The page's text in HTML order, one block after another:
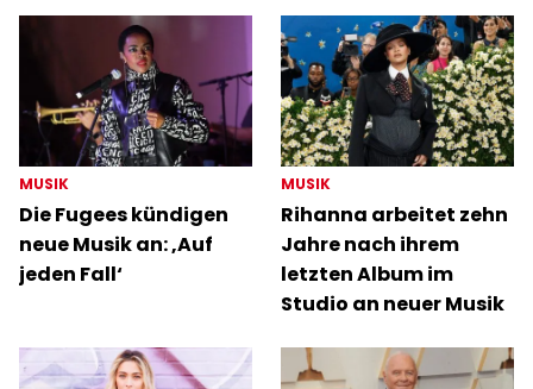
MUSIK
Die Fugees kündigen
neue Musik an: ‚Auf
jeden Fall‘
MUSIK
Rihanna arbeitet zehn
Jahre nach ihrem
letzten Album im
Studio an neuer Musik